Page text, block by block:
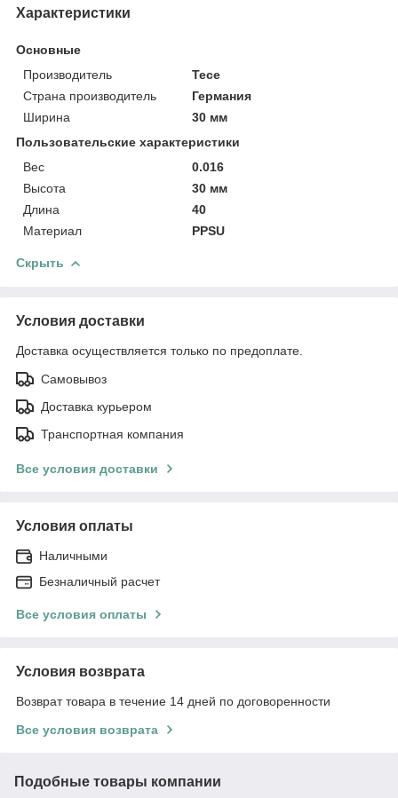
Характеристики
Основные
Производитель
Tece
Страна производитель
Германия
Ширина
30 мм
Пользовательские характеристики
Вес
0.016
Высота
30 мм
Длина
40
Материал
PPSU
Скрыть
Условия доставки
Доставка осуществляется только по предоплате.
Самовывоз
Доставка курьером
Транспортная компания
Все условия доставки
Условия оплаты
Наличными
Безналичный расчет
Все условия оплаты
Условия возврата
Возврат товара в течение 14 дней по договоренности
Все условия возврата
Подобные товары компании